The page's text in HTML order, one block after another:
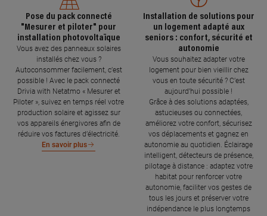
Pose du pack connecté
"Mesurer et piloter" pour
installation photovoltaïque
Vous avez des panneaux solaires
installés chez vous ?
Autoconsommer facilement, c’est
possible ! Avec le pack connecté
Drivia with Netatmo « Mesurer et
Piloter », suivez en temps réel votre
production solaire et agissez sur
vos appareils énergivores afin de
réduire vos factures d’électricité.
En savoir plus
Installation de solutions pour
un logement adapté aux
seniors : confort, sécurité et
autonomie
Vous souhaitez adapter votre
logement pour bien vieillir chez
vous en toute sécurité ? C’est
aujourd’hui possible !
Grâce à des solutions adaptées,
astucieuses ou connectées,
améliorez votre confort, sécurisez
vos déplacements et gagnez en
autonomie au quotidien. Éclairage
intelligent, détecteurs de présence,
pilotage à distance : adaptez votre
habitat pour renforcer votre
autonomie, faciliter vos gestes de
tous les jours et préserver votre
indépendance le plus longtemps